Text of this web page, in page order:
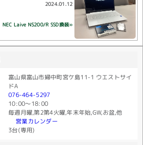
2024.01.12
NEC Laive NS200/R SSD換装»
富山県富山市婦中町宮ケ島11-1 ウエストサイ
ドA
076-464-5297
10:00〜18:00
毎週月曜,第2第4火曜,年末年始,GW,お盆,他
営業カレンダー
3台(専用)